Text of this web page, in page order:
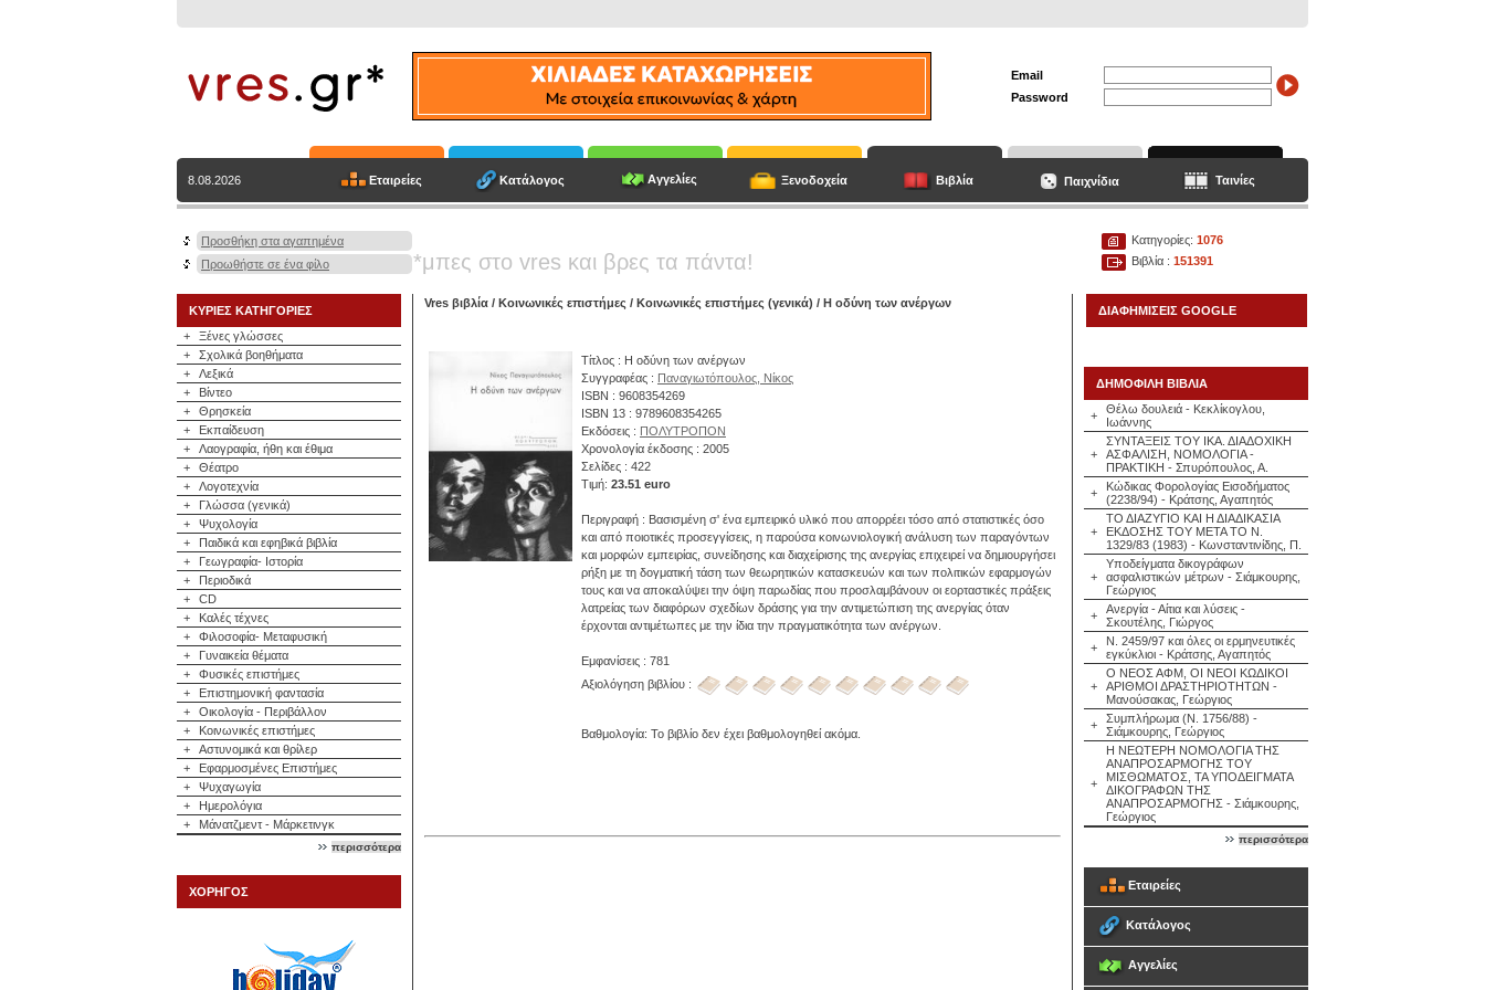
Email
Password
8.08.2026 Εταιρείες Κατάλογος Αγγελίες Ξενοδοχεία Βιβλία Παιχνίδια Ταινίες
Προσθήκη στα αγαπημένα
Προωθήστε σε ένα φίλο
*μπες στο vres και βρες τα πάντα!
Κατηγορίες: 1076
Βιβλία : 151391
ΚΥΡΙΕΣ ΚΑΤΗΓΟΡΙΕΣ
+
Ξένες γλώσσες
+
Σχολικά βοηθήματα
+
Λεξικά
+
Βίντεο
+
Θρησκεία
+
Εκπαίδευση
+
Λαογραφία, ήθη και έθιμα
+
Θέατρο
+
Λογοτεχνία
+
Γλώσσα (γενικά)
+
Ψυχολογία
+
Παιδικά και εφηβικά βιβλία
+
Γεωγραφία- Ιστορία
+
Περιοδικά
+
CD
+
Καλές τέχνες
+
Φιλοσοφία- Μεταφυσική
+
Γυναικεία θέματα
+
Φυσικές επιστήμες
+
Επιστημονική φαντασία
+
Οικολογία - Περιβάλλον
+
Κοινωνικές επιστήμες
+
Αστυνομικά και θρίλερ
+
Εφαρμοσμένες Επιστήμες
+
Ψυχαγωγία
+
Ημερολόγια
+
Μάνατζμεντ - Μάρκετινγκ
περισσότερα
ΧΟΡΗΓΟΣ
Vres βιβλία / Κοινωνικές επιστήμες / Κοινωνικές επιστήμες (γενικά) / Η οδύνη των ανέργων
Τίτλος : Η οδύνη των ανέργων
Συγγραφέας : Παναγιωτόπουλος, Νίκος
ISBN : 9608354269
ISBN 13 : 9789608354265
Εκδόσεις : ΠΟΛΥΤΡΟΠΟΝ
Χρονολογία έκδοσης : 2005
Σελίδες : 422
Τιμή: 23.51 euro
Περιγραφή : Βασισμένη σ' ένα εμπειρικό υλικό που απορρέει τόσο από στατιστικές όσο
και από ποιοτικές προσεγγίσεις, η παρούσα κοινωνιολογική ανάλυση των παραγόντων
και μορφών εμπειρίας, συνείδησης και διαχείρισης της ανεργίας επιχειρεί να δημιουργήσει
ρήξη με τη δογματική τάση των θεωρητικών κατασκευών και των πολιτικών εφαρμογών
τους και να αποκαλύψει την όψη παρωδίας που προσλαμβάνουν οι εορταστικές πράξεις
λατρείας των διαφόρων σχεδίων δράσης για την αντιμετώπιση της ανεργίας όταν
έρχονται αντιμέτωπες με την ίδια την πραγματικότητα των ανέργων.
Εμφανίσεις : 781
Αξιολόγηση βιβλίου :
Βαθμολογία: Το βιβλίο δεν έχει βαθμολογηθεί ακόμα.
ΔΙΑΦΗΜΙΣΕΙΣ GOOGLE
ΔΗΜΟΦΙΛΗ ΒΙΒΛΙΑ
+
Θέλω δουλειά - Κεκλίκογλου,
Ιωάννης
+
ΣΥΝΤΑΞΕΙΣ ΤΟΥ ΙΚΑ. ΔΙΑΔΟΧΙΚΗ
ΑΣΦΑΛΙΣΗ, ΝΟΜΟΛΟΓΙΑ -
ΠΡΑΚΤΙΚΗ - Σπυρόπουλος, Α.
+
Κώδικας Φορολογίας Εισοδήματος
(2238/94) - Κράτσης, Αγαπητός
+
ΤΟ ΔΙΑΖΥΓΙΟ ΚΑΙ Η ΔΙΑΔΙΚΑΣΙΑ
ΕΚΔΟΣΗΣ ΤΟΥ ΜΕΤΑ ΤΟ Ν.
1329/83 (1983) - Κωνσταντινίδης, Π.
+
Υποδείγματα δικογράφων
ασφαλιστικών μέτρων - Σιάμκουρης,
Γεώργιος
+
Ανεργία - Αίτια και λύσεις -
Σκουτέλης, Γιώργος
+
Ν. 2459/97 και όλες οι ερμηνευτικές
εγκύκλιοι - Κράτσης, Αγαπητός
+
Ο ΝΕΟΣ ΑΦΜ, ΟΙ ΝΕΟΙ ΚΩΔΙΚΟΙ
ΑΡΙΘΜΟΙ ΔΡΑΣΤΗΡΙΟΤΗΤΩΝ -
Μανούσακας, Γεώργιος
+
Συμπλήρωμα (Ν. 1756/88) -
Σιάμκουρης, Γεώργιος
+
Η ΝΕΩΤΕΡΗ ΝΟΜΟΛΟΓΙΑ ΤΗΣ
ΑΝΑΠΡΟΣΑΡΜΟΓΗΣ ΤΟΥ
ΜΙΣΘΩΜΑΤΟΣ, ΤΑ ΥΠΟΔΕΙΓΜΑΤΑ
ΔΙΚΟΓΡΑΦΩΝ ΤΗΣ
ΑΝΑΠΡΟΣΑΡΜΟΓΗΣ - Σιάμκουρης,
Γεώργιος
περισσότερα
Εταιρείες
Κατάλογος
Αγγελίες